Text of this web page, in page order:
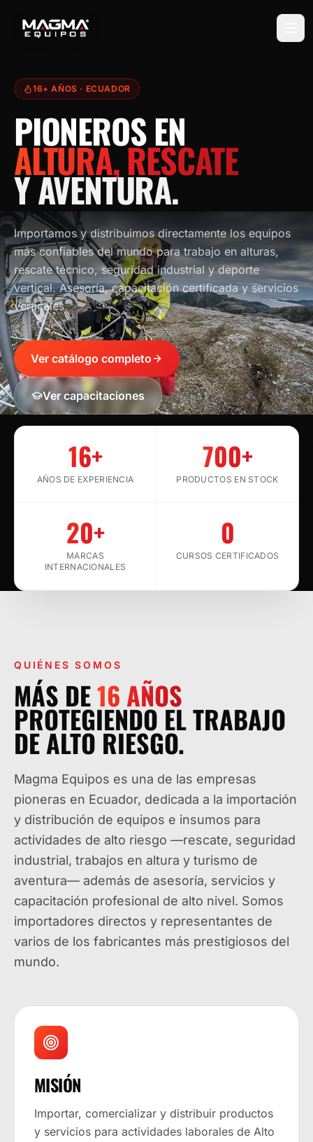
16+ AÑOS · ECUADOR
PIONEROS EN
ALTURA, RESCATE
Y AVENTURA.
Importamos y distribuimos directamente los equipos
más confiables del mundo para trabajo en alturas,
rescate técnico, seguridad industrial y deporte
vertical. Asesoría, capacitación certificada y servicios
verticales.
Ver catálogo completo
Ver capacitaciones
16+
AÑOS DE EXPERIENCIA
700+
PRODUCTOS EN STOCK
20+
MARCAS
INTERNACIONALES
0
CURSOS CERTIFICADOS
QUIÉNES SOMOS
MÁS DE16 AÑOS
PROTEGIENDO EL TRABAJO
DE ALTO RIESGO.
Magma Equipos es una de las empresas
pioneras en Ecuador, dedicada a la importación
y distribución de equipos e insumos para
actividades de alto riesgo —rescate, seguridad
industrial, trabajos en altura y turismo de
aventura— además de asesoría, servicios y
capacitación profesional de alto nivel. Somos
importadores directos y representantes de
varios de los fabricantes más prestigiosos del
mundo.
MISIÓN
Importar, comercializar y distribuir productos
y servicios para actividades laborales de Alto